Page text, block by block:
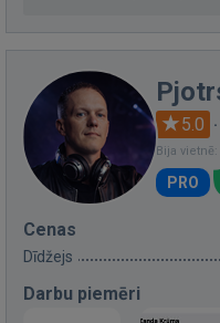
5.0 ·
Bija
PRO
Cenas
Dīdžejs
Darbu piemēri